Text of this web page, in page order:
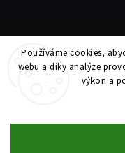
Používáme cookies,
webu a díky analýze
výkon a
Copyright 2026
|